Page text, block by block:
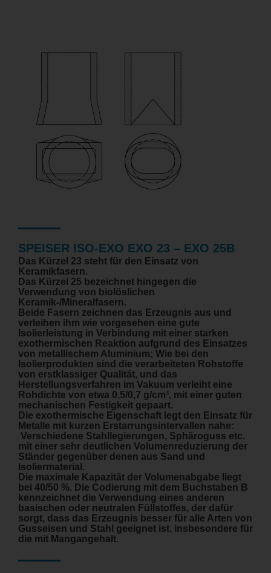
SPEISER ISO-EXO EXO 23 – EXO 25B
Das Kürzel 23 steht für den Einsatz von
Keramikfasern.
Das Kürzel 25 bezeichnet hingegen die
Verwendung von biolöslichen
Keramik-/Mineralfasern.
Beide Fasern zeichnen das Erzeugnis aus und
verleihen ihm wie vorgesehen eine gute
Isolierleistung in Verbindung mit einer starken
exothermischen Reaktion aufgrund des Einsatzes
von metallischem Aluminium; Wie bei den
Isolierprodukten sind die verarbeiteten Rohstoffe
von erstklassiger Qualität, und das
Herstellungsverfahren im Vakuum verleiht eine
Rohdichte von etwa 0,5/0,7 g/cm³, mit einer guten
mechanischen Festigkeit gepaart.
Die exothermische Eigenschaft legt den Einsatz für
Metalle mit kurzen Erstarrungsintervallen nahe:
Verschiedene Stahllegierungen, Sphäroguss etc.
mit einer sehr deutlichen Volumenreduzierung der
Ständer gegenüber denen aus Sand und
Isoliermaterial.
Die maximale Kapazität der Volumenabgabe liegt
bei 40/50 %. Die Codierung mit dem Buchstaben B
kennzeichnet die Verwendung eines anderen
basischen oder neutralen Füllstoffes, der dafür
sorgt, dass das Erzeugnis besser für alle Arten von
Gusseisen und Stahl geeignet ist, insbesondere für
die mit Mangangehalt.